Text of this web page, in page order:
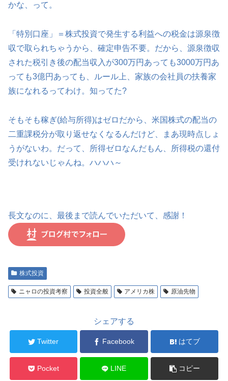
かな、って。
「特別口座」＝株式投資で発生する利益への税金は源泉徴
収で取られちゃうから、確定申告不要。だから、源泉徴収
された税引き後の配当収入が300万円あっても3000万円あ
っても3億円あっても、ルール上、家族の会社員の扶養家
族になれるってわけ。知ってた?
そもそも稼ぎ(給与所得)はゼロだから、米国株式の配当の
二重課税分が取り返せなくなるんだけど、まあ現時点しょ
うがないわ。だって、所得ゼロなんだもん、所得税の還付
受けれないじゃんね。ハハハ～
長文なのに、最後まで読んでいただいて、感謝！
株式投資
ニャロの投資考察 投資全般 アメリカ株 原油先物
シェアする
Twitter Facebook はてブ
Pocket LINE コピー